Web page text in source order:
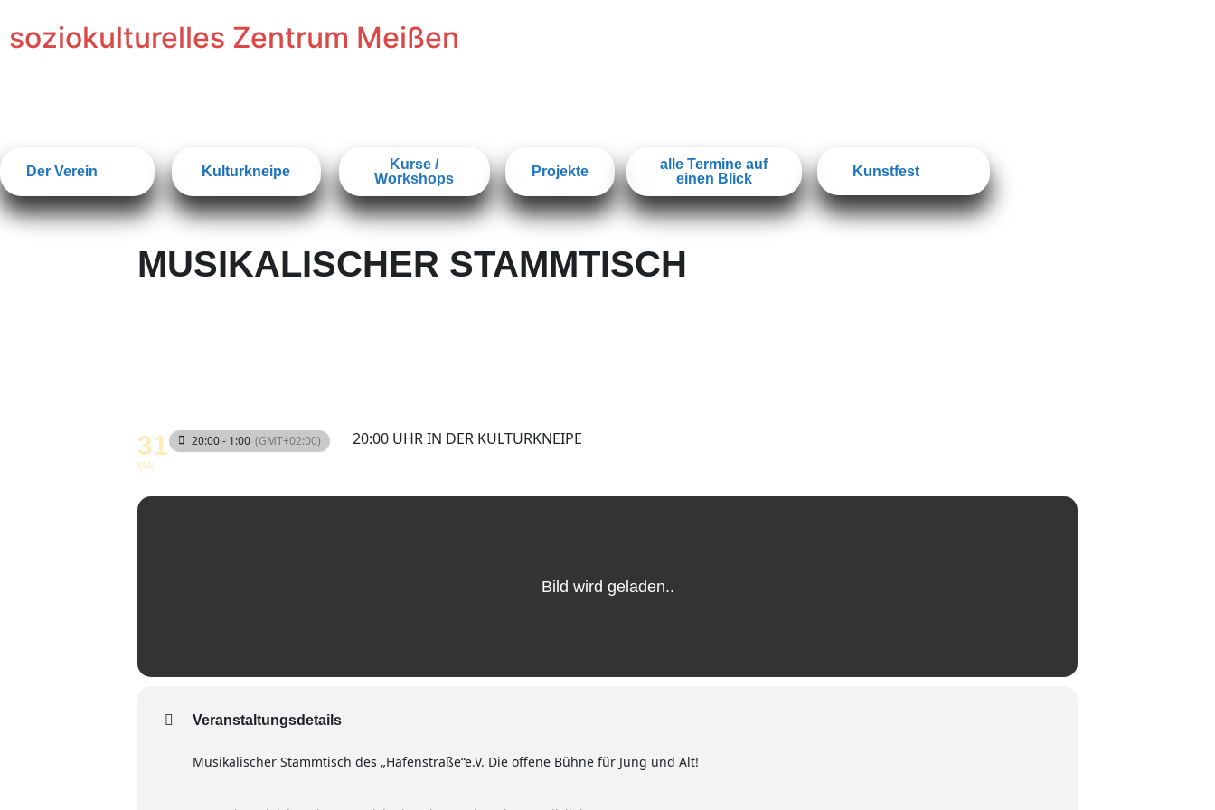
soziokulturelles Zentrum Meißen
Der Verein Kulturkneipe
Kurse /
Workshops
Projekte
alle Termine auf
einen Blick
Kunstfest
MUSIKALISCHER STAMMTISCH
31
MAI
20:00 - 1:00 (GMT+02:00) 20:00 UHR IN DER KULTURKNEIPE
Veranstaltungsdetails
Musikalischer Stammtisch des „Hafenstraße“e.V. Die offene Bühne für Jung und Alt!